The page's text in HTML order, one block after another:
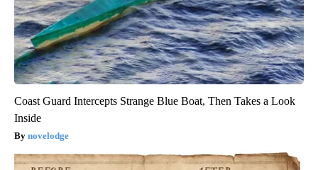
Coast Guard Intercepts Strange Blue Boat, Then Takes a Look
Inside
novelodge